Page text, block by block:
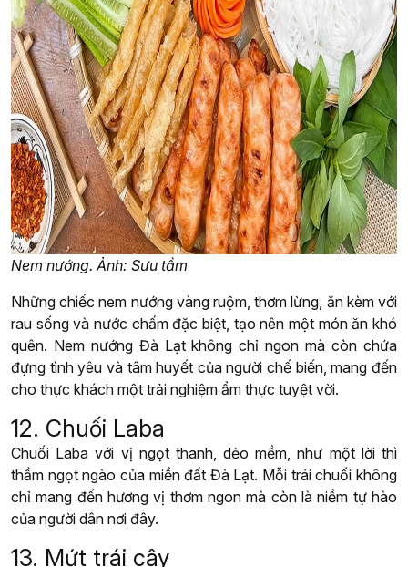
Nem nướng. Ảnh: Sưu tầm
Những chiếc nem nướng vàng ruộm, thơm lừng, ăn kèm với
rau sống và nước chấm đặc biệt, tạo nên một món ăn khó
quên. Nem nướng Đà Lạt không chỉ ngon mà còn chứa
đựng tình yêu và tâm huyết của người chế biến, mang đến
cho thực khách một trải nghiệm ẩm thực tuyệt vời.
12. Chuối Laba
Chuối Laba với vị ngọt thanh, dẻo mềm, như một lời thì
thầm ngọt ngào của miền đất Đà Lạt. Mỗi trái chuối không
chỉ mang đến hương vị thơm ngon mà còn là niềm tự hào
của người dân nơi đây.
13. Mứt trái cây